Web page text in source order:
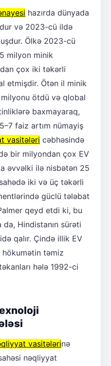
hazırda dünyada
və 2023-cü ildə
Ölkə 2023-cü
milyon minik
çox iki təkərli
etmişdir. Ötən il minik
milyonu ötdü və qlobal
baxmayaraq,
faiz artım nümayiş
vasitələri cəbhəsində
bir milyondan çox EV
əvvəlki ilə nisbətən 25
iki və üç təkərli
güclü tələbat
qeyd etdi ki, bu
Hindistanın sürəti
qalır. Çində illik EV
hökumətin təmiz
hələ 1992-ci
vasitələrinə
nəqliyyat